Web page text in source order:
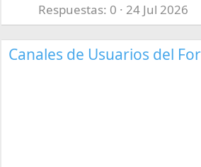
Respuestas 0 24 Jul 2026
Canales de Usuarios del